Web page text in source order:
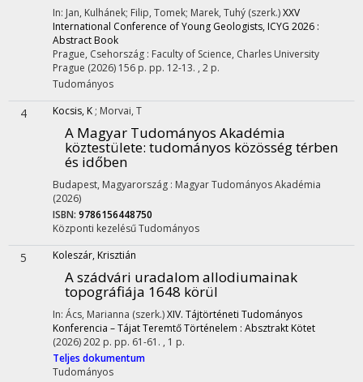
In: Jan, Kulhánek; Filip, Tomek; Marek, Tuhý (szerk.)XXV
International Conference of Young Geologists, ICYG 2026 :
Abstract Book
Prague, Csehország : Faculty of Science, Charles University
Prague (2026) 156 p. pp. 12-13. , 2 p.
Tudományos
4 Kocsis, K ; Morvai, T
A Magyar Tudományos Akadémia
köztestülete: tudományos közösség térben
és időben
Budapest, Magyarország : Magyar Tudományos Akadémia
(2026)
ISBN: 9786156448750
Központi kezelésűTudományos
5 Koleszár, Krisztián
A szádvári uradalom allodiumainak
topográfiája 1648 körül
In: Ács, Marianna (szerk.)XIV. Tájtörténeti Tudományos
Konferencia – Tájat Teremtő Történelem : Absztrakt Kötet
(2026)202 p. pp. 61-61. , 1 p.
Teljes dokumentum
Tudományos